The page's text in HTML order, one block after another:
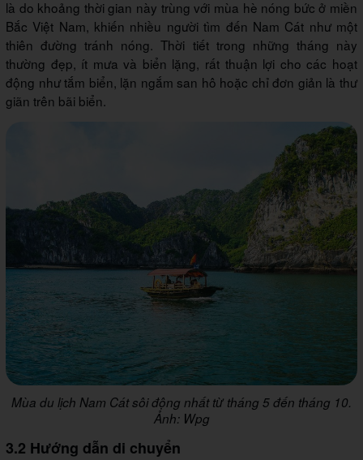
là do khoảng thời gian này trùng với mùa hè nóng bức ở miền
Bắc Việt Nam, khiến nhiều người tìm đến Nam Cát như một
thiên đường tránh nóng. Thời tiết trong những tháng này
thường đẹp, ít mưa và biển lặng, rất thuận lợi cho các hoạt
động như tắm biển, lặn ngắm san hô hoặc chỉ đơn giản là thư
giãn trên bãi biển.
Mùa du lịch Nam Cát sôi động nhất từ tháng 5 đến tháng 10.
Ảnh: Wpg
3.2 Hướng dẫn di chuyển